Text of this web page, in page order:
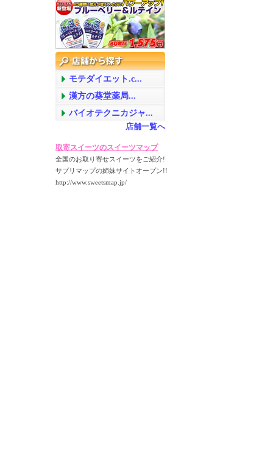
モテダイエット.c...
漢方の葵堂薬局...
バイオテクニカジャ...
店舗一覧へ
取寄スイーツのスイーツマップ
全国のお取り寄せスイーツをご紹介!
サプリマップの姉妹サイトオープン!!
http://www.sweetsmap.jp/